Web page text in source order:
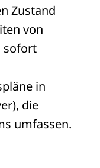
Zustand
von
sofort
in
die
umfassen.